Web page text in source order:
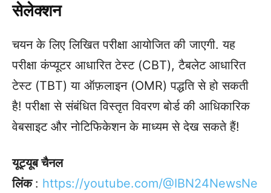
सेलेक्शन
चयन के लिए लिखित परीक्षा आयोजित की जाएगी. यह
परीक्षा कंप्यूटर आधारित टेस्ट (CBT), टैबलेट आधारित
टेस्ट (TBT) या ऑफ़लाइन (OMR) पद्धति से हो सकती
है! परीक्षा से संबंधित विस्तृत विवरण बोर्ड की आधिकारिक
वेबसाइट और नोटिफिकेशन के माध्यम से देख सकते हैं!
यूट्यूब चैनल
लिंक : https://youtube.com/@IBN24NewsNe